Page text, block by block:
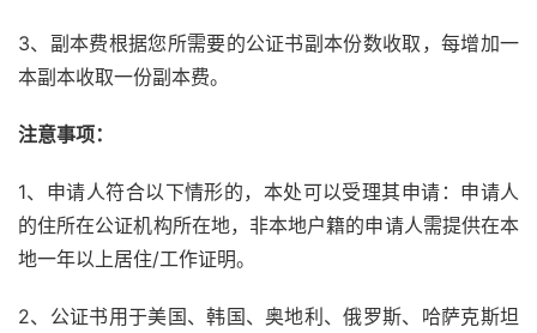
3、副本费根据您所需要的公证书副本份数收取，每增加一
本副本收取一份副本费。
注意事项：
1、申请人符合以下情形的，本处可以受理其申请：申请人
的住所在公证机构所在地，非本地户籍的申请人需提供在本
地一年以上居住/工作证明。
2、公证书用于美国、韩国、奥地利、俄罗斯、哈萨克斯坦